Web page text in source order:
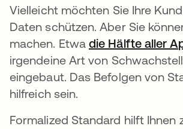
Vielleicht möchten Sie Ihre
Daten schützen. Aber Sie
machen. Etwadie Hälfte aller
irgendeine Art von
eingebaut. Das Befolgen von
hilfreich sein.
Formalized Standard hilft Ihnen